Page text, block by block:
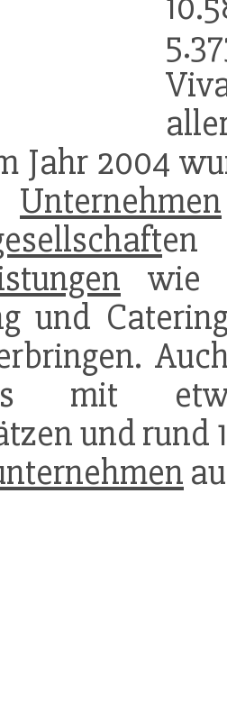
Jahr 2004
Unternehmen
en
wie
und
s mit etwa
und rund